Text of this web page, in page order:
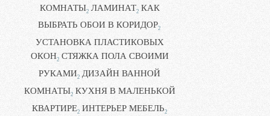
КОМНАТЫ2 ЛАМИНАТ2 КАК
ВЫБРАТЬ ОБОИ В КОРИДОР2
УСТАНОВКА ПЛАСТИКОВЫХ
ОКОН2 СТЯЖКА ПОЛА СВОИМИ
РУКАМИ2 ДИЗАЙН ВАННОЙ
КОМНАТЫ2 КУХНЯ В МАЛЕНЬКОЙ
КВАРТИРЕ2 ИНТЕРЬЕР МЕБЕЛЬ2